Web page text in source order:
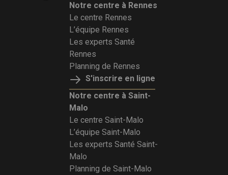
Notre centre à Rennes
Le centre Rennes
L’équipe Rennes
Les experts Santé
Rennes
Planning de Rennes
S'inscrire en ligne
Notre centre à Saint-
Malo
Le centre Saint-Malo
L’équipe Saint-Malo
Les experts Santé Saint-
Malo
Planning de Saint-Malo